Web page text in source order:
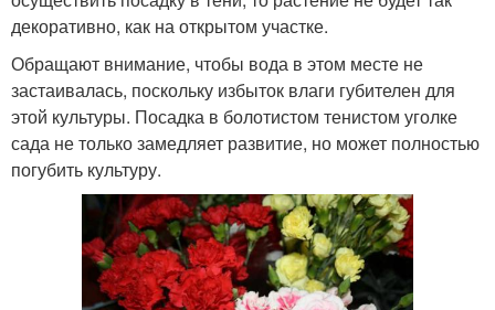
декоративно, как на открытом участке.
Обращают внимание, чтобы вода в этом месте не
застаивалась, поскольку избыток влаги губителен для
этой культуры. Посадка в болотистом тенистом уголке
сада не только замедляет развитие, но может полностью
погубить культуру.